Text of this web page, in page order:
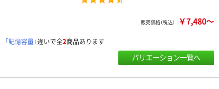
販売価格（税込） ￥7,480～
「記憶容量」違いで全2商品あります
バリエーション一覧へ